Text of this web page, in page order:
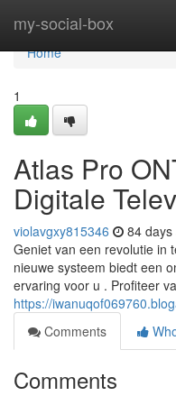
my-social-box
Home
Home
1
Atlas Pro
Digitale
violavgxy815346 84 days
Geniet van een revolutie in
nieuwe systeem biedt een
ervaring voor u . Profiteer
https://
Comments
Comments